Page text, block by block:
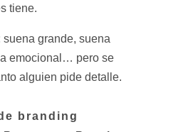
tiene.
grande, suena
emocional… pero se
alguien pide detalle.
branding